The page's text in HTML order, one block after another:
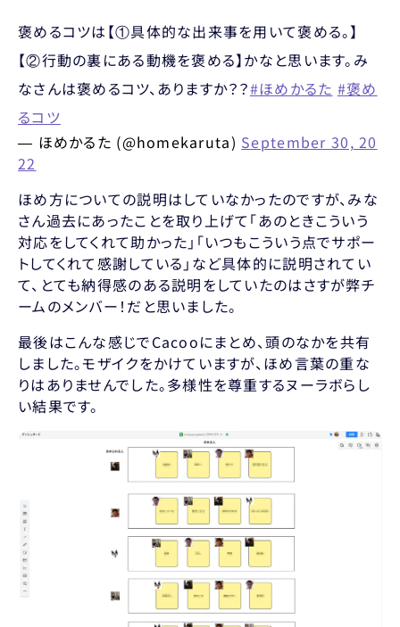
褒めるコツは【①具体的な出来事を用いて褒める。】
【②行動の裏にある動機を褒める】かなと思います。み
なさんは褒めるコツ、ありますか？？#ほめかるた #褒め
るコツ
— ほめかるた (@homekaruta) September 30, 20
22
ほめ方についての説明はしていなかったのですが、みな
さん過去にあったことを取り上げて「あのときこういう
対応をしてくれて助かった」「いつもこういう点でサポー
トしてくれて感謝している」など具体的に説明されてい
て、とても納得感のある説明をしていたのはさすが弊チ
ームのメンバー！だと思いました。
最後はこんな感じでCacooにまとめ、頭のなかを共有
しました。モザイクをかけていますが、ほめ言葉の重な
りはありませんでした。多様性を尊重するヌーラボらし
い結果です。